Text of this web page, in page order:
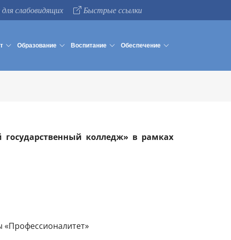
для слабовидящих Быстрые ссылки
Образование Воспитание Обеспечение
колледж» в рамках